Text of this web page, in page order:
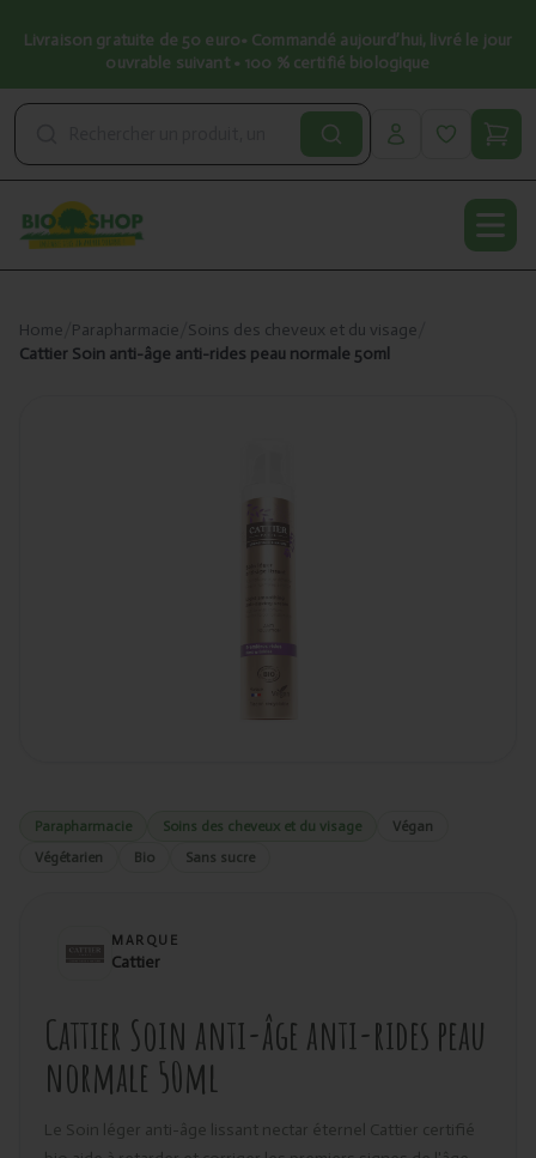
Livraison gratuite de 50 euro• Commandé aujourd’hui, livré le jour
ouvrable suivant • 100 % certifié biologique
Home Parapharmacie Soins des cheveux et du visage
Cattier Soin anti-âge anti-rides peau normale 50ml
Parapharmacie Soins des cheveux et du visage
Végan
Végétarien
Bio Sans sucre
MARQUE
Cattier
Cattier Soin anti-âge anti-rides peau
normale 50ml
Le Soin léger anti-âge lissant nectar éternel Cattier certifié